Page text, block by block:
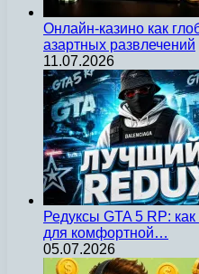
Онлайн-казино как
азартных развлечений
11.07.2026
Редуксы GTA 5 RP:
для комфортной…
05.07.2026